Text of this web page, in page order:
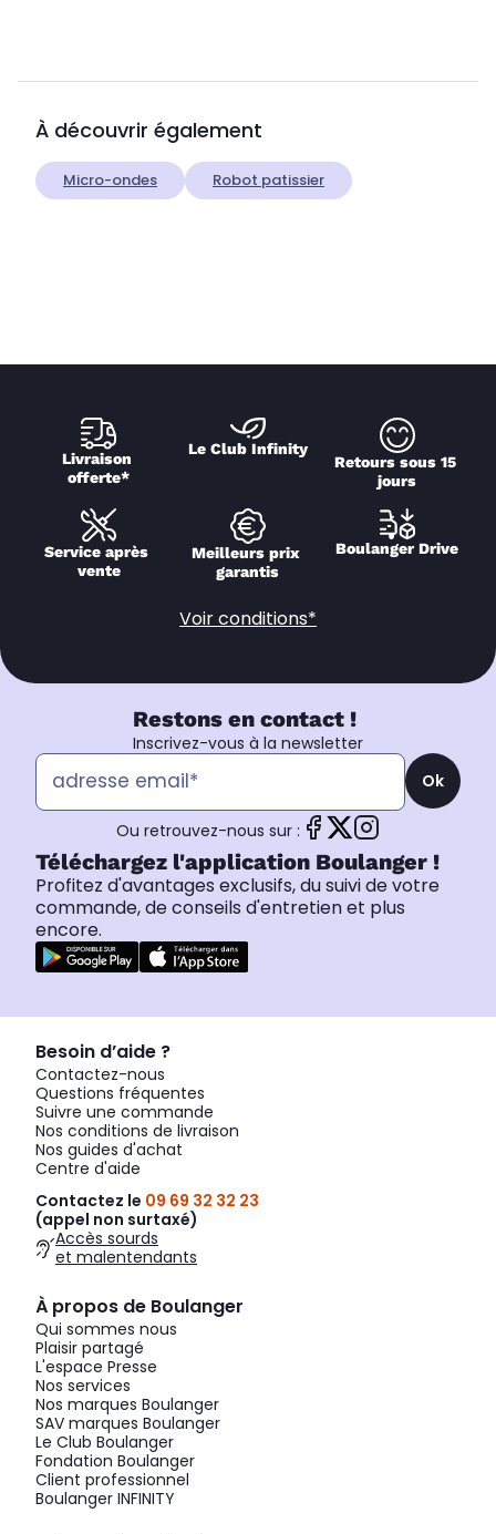
À découvrir également
Micro-ondes Robot patissier
Livraison
offerte*
Le Club Infinity
Retours sous 15
jours
Service après
vente
Meilleurs prix
garantis
Boulanger Drive
Voir conditions*
Restons en contact !
Inscrivez-vous à la newsletter
Ok
Ou retrouvez-nous sur :
Téléchargez l'application Boulanger !
Profitez d'avantages exclusifs, du suivi de votre
commande, de conseils d'entretien et plus
encore.
Besoin d’aide ?
Contactez-nous
Questions fréquentes
Suivre une commande
Nos conditions de livraison
Nos guides d'achat
Centre d'aide
Contactez le 09 69 32 32 23
(appel non surtaxé)
Accès sourds
et malentendants
À propos de Boulanger
Qui sommes nous
Plaisir partagé
L'espace Presse
Nos services
Nos marques Boulanger
SAV marques Boulanger
Le Club Boulanger
Fondation Boulanger
Client professionnel
Boulanger INFINITY